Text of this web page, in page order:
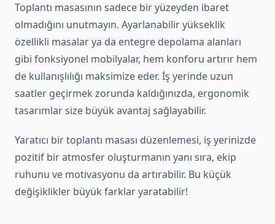
Toplantı masasının sadece bir yüzeyden ibaret
olmadığını unutmayın. Ayarlanabilir yükseklik
özellikli masalar ya da entegre depolama alanları
gibi fonksiyonel mobilyalar, hem konforu artırır hem
de kullanışlılığı maksimize eder. İş yerinde uzun
saatler geçirmek zorunda kaldığınızda, ergonomik
tasarımlar size büyük avantaj sağlayabilir.
Yaratıcı bir toplantı masası düzenlemesi, iş yerinizde
pozitif bir atmosfer oluşturmanın yanı sıra, ekip
ruhunu ve motivasyonu da artırabilir. Bu küçük
değişiklikler büyük farklar yaratabilir!